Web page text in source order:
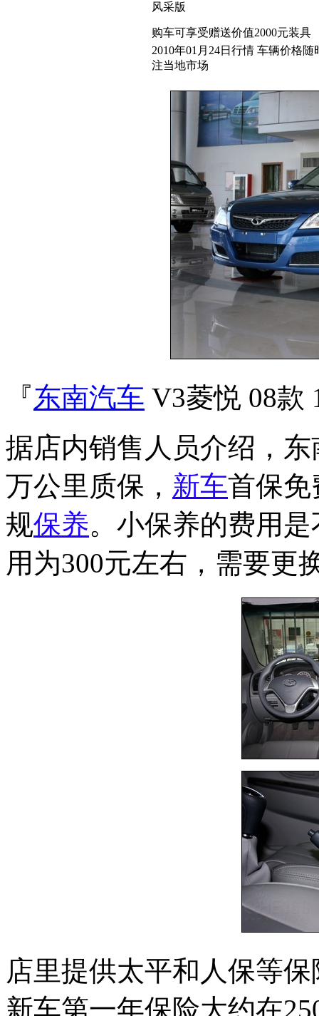
风采版
购车可享受赠送价值2000元装具
2010年01月24日行情 车辆价格
注当地市场
『东南汽车 V3菱悦 08款
据店内销售人员介绍，
万公里质保， 新车首保免
规保养。小保养的费用
用为300元左右，需要更
店里提供太平和人保等
新车第一年保险大约在